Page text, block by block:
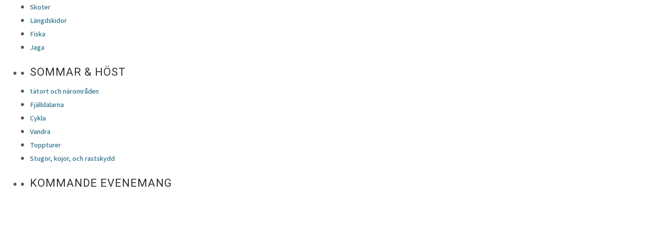
Skoter
Längdskidor
Fiska
Jaga
SOMMAR & HÖST
tätort och närområden
Fjälldalarna
Cykla
Vandra
Toppturer
Stugor, kojor, och rastskydd
KOMMANDE EVENEMANG